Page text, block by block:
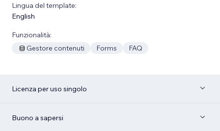
Lingua del template:
English
Funzionalità:
Gestore contenuti
Forms FAQ
Licenza per uso singolo
Buono a sapersi